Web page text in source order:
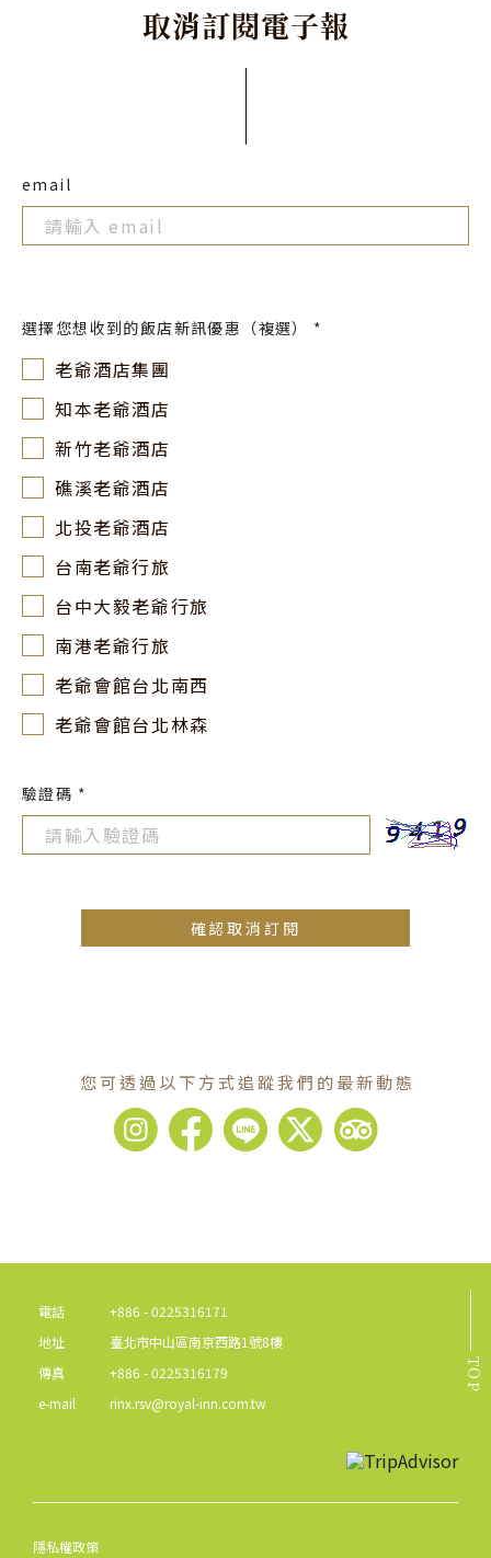
取消訂閱電子報
email
選擇您想收到的飯店新訊優惠（複選） *
老爺酒店集團
知本老爺酒店
新竹老爺酒店
礁溪老爺酒店
北投老爺酒店
台南老爺行旅
台中大毅老爺行旅
南港老爺行旅
老爺會館台北南西
老爺會館台北林森
驗證碼 *
確認取消訂閱
您可透過以下方式追蹤我們的最新動態
TOP
電話
+886 - 0225316171
地址
臺北市中山區南京西路1號8樓
傳真
+886 - 0225316179
e-mail
rinx.rsv@royal-inn.com.tw
隱私權政策